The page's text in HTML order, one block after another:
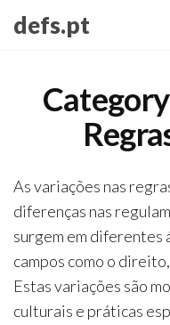
Skip
content
defs.pt
As variações nas
diferenças nas
surgem em diferentes
campos como o
Estas variações são
culturais e práticas